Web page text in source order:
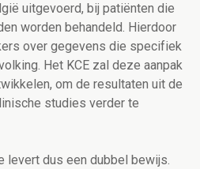
uitgevoerd, bij patiënten die
worden behandeld. Hierdoor
over gegevens die specifiek
Het KCE zal deze aanpak
om de resultaten uit de
studies verder te
levert dus een dubbel bewijs.